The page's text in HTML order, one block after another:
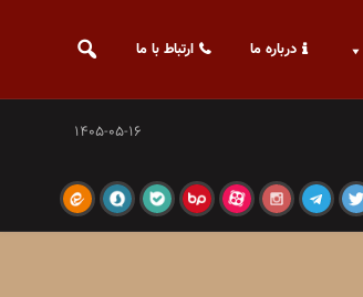
درباره ما ارتباط با ما
۱۴۰۵-۰۵-۱۶